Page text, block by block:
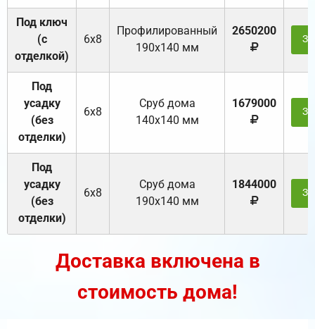
Под ключ
(с
отделкой)
6х8
Профилированный
190х140 мм
2650200
Под
усадку
(без
отделки)
6х8
Cруб дома
140х140 мм
1679000
Под
усадку
(без
отделки)
6х8
Cруб дома
190х140 мм
1844000
Доставка включена в
стоимость дома!